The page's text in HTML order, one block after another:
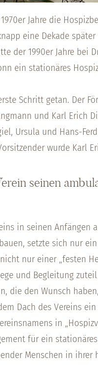
Jahre die
eine Dekade
der 1990er Jahre bei
ein stationäres
Schritt getan. Der
und Karl Erich
Ursula und Hans-
wurde Karl
seinen
in seinen
setzte sich nur
nur einer „festen
und Begleitung
die den Wunsch
Dach des Vereins
in
für ein
Menschen in ihrer